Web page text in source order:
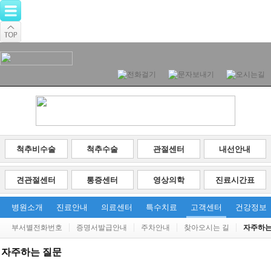
척추비수술 척추수술 관절센터 내선안내
견관절센터 통증센터 영상의학 진료시간표
병원소개 진료안내 의료센터 특수치료 고객센터 건강정보
부서별전화번호 증명서발급안내 주차안내 찾아오시는 길 자주하
자주하는 질문